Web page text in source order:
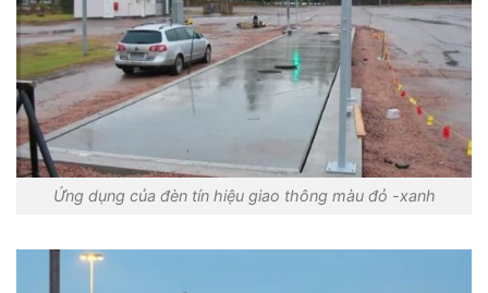
Ứng dụng của đèn tín hiệu giao thông màu đỏ -xanh